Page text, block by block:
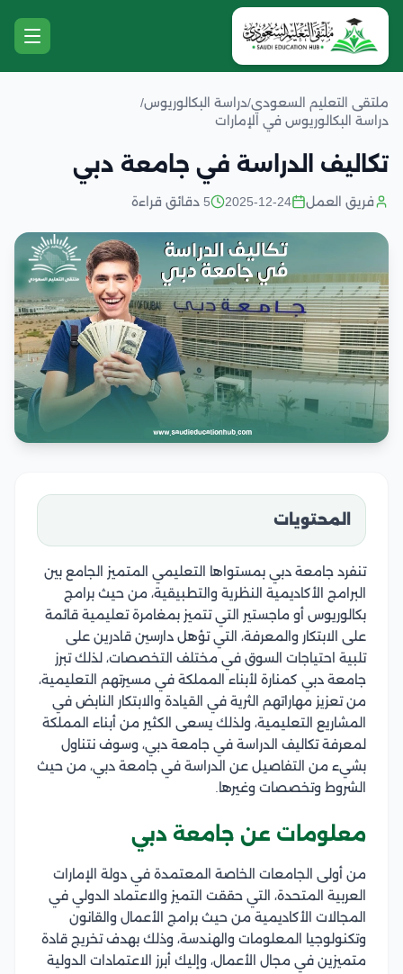
ملتقى التعليم السعودي/دراسة البكالوريوس/
دراسة البكالوريوس في الإمارات
تكاليف الدراسة في جامعة دبي
فريق العمل 2025-12-24 5 دقائق قراءة
المحتويات
تنفرد جامعة دبي بمستواها التعليمي المتميز الجامع بين
البرامج الأكاديمية النظرية والتطبيقية، من حيث برامج
بكالوريوس أو ماجستير التي تتميز بمغامرة تعليمية قائمة
على الابتكار والمعرفة، التي تؤهل دارسين قادرين على
تلبية احتياجات السوق في مختلف التخصصات، لذلك تبرز
جامعة دبي كمنارة لأبناء المملكة في مسيرتهم التعليمية،
من تعزيز مهاراتهم الثرية في القيادة والابتكار النابض في
المشاريع التعليمية، ولذلك يسعى الكثير من أبناء المملكة
لمعرفة تكاليف الدراسة في جامعة دبي، وسوف نتناول
بشيء من التفاصيل عن الدراسة في جامعة دبي، من حيث
الشروط وتخصصات وغيرها.
معلومات عن جامعة دبي
من أولى الجامعات الخاصة المعتمدة في دولة الإمارات
العربية المتحدة، التي حققت التميز والاعتماد الدولي في
المجالات الأكاديمية من حيث برامج الأعمال والقانون
وتكنولوجيا المعلومات والهندسة، وذلك بهدف تخريج قادة
متميزين في مجال الأعمال، وإليك أبرز الاعتمادات الدولية